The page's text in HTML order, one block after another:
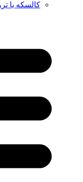
کالسکه یا